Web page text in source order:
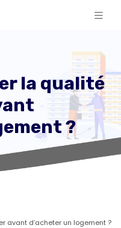
la qualité
?
avant d’acheter un logement ?